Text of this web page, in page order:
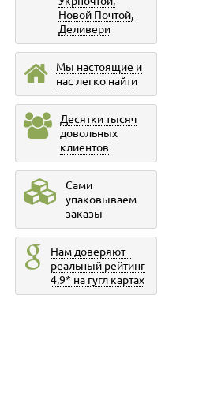
Новой Почтой,
Деливери
Мы настоящие и
нас легко найти
Десятки тысяч
довольных
клиентов
Сами
упаковываем
заказы
Нам доверяют -
реальный рейтинг
4,9* на гугл картах